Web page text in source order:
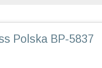
Polska BP-5837